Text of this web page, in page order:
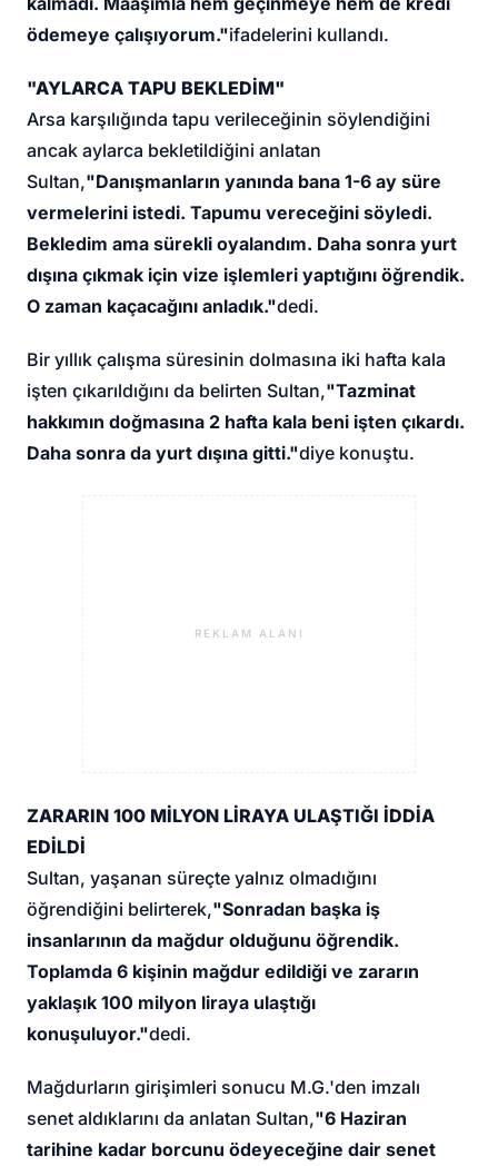
ödemeye çalışıyorum."ifadelerini kullandı.
"AYLARCA TAPU BEKLEDİM"
Arsa karşılığında tapu verileceğinin söylendiğini
ancak aylarca bekletildiğini anlatan
Sultan,"Danışmanların yanında bana 1-6 ay süre
vermelerini istedi. Tapumu vereceğini söyledi.
Bekledim ama sürekli oyalandım. Daha sonra yurt
dışına çıkmak için vize işlemleri yaptığını öğrendik.
O zaman kaçacağını anladık."dedi.
Bir yıllık çalışma süresinin dolmasına iki hafta kala
işten çıkarıldığını da belirten Sultan,"Tazminat
hakkımın doğmasına 2 hafta kala beni işten çıkardı.
Daha sonra da yurt dışına gitti."diye konuştu.
REKLAM ALANI
ZARARIN 100 MİLYON LİRAYA ULAŞTIĞI İDDİA
EDİLDİ
Sultan, yaşanan süreçte yalnız olmadığını
öğrendiğini belirterek,"Sonradan başka iş
insanlarının da mağdur olduğunu öğrendik.
Toplamda 6 kişinin mağdur edildiği ve zararın
yaklaşık 100 milyon liraya ulaştığı
konuşuluyor."dedi.
Mağdurların girişimleri sonucu M.G.'den imzalı
senet aldıklarını da anlatan Sultan,"6 Haziran
tarihine kadar borcunu ödeyeceğine dair senet